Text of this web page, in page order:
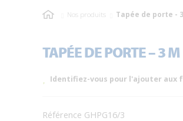
Nos produits Tapée de porte -
TAPÉE DE PORTE – 3 M
Identifiez-vous pour l'ajouter aux
Référence GHPG16/3